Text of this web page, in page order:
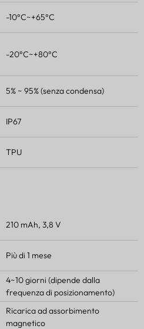
-10°C~+65°C
-20°C~+80°C
5% ~ 95% (senza condensa)
IP67
TPU
210 mAh, 3,8 V
Più di 1 mese
4~10 giorni (dipende dalla
frequenza di posizionamento)
Ricarica ad assorbimento
magnetico